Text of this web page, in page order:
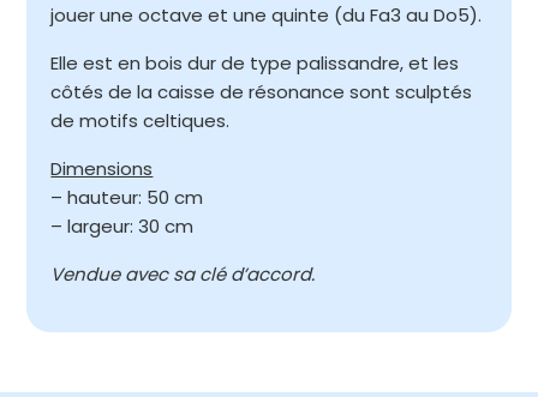
jouer une octave et une quinte (du Fa3 au Do5).
Elle est en bois dur de type palissandre, et les
côtés de la caisse de résonance sont sculptés
de motifs celtiques.
Dimensions
– hauteur: 50 cm
– largeur: 30 cm
Vendue avec sa clé d’accord.